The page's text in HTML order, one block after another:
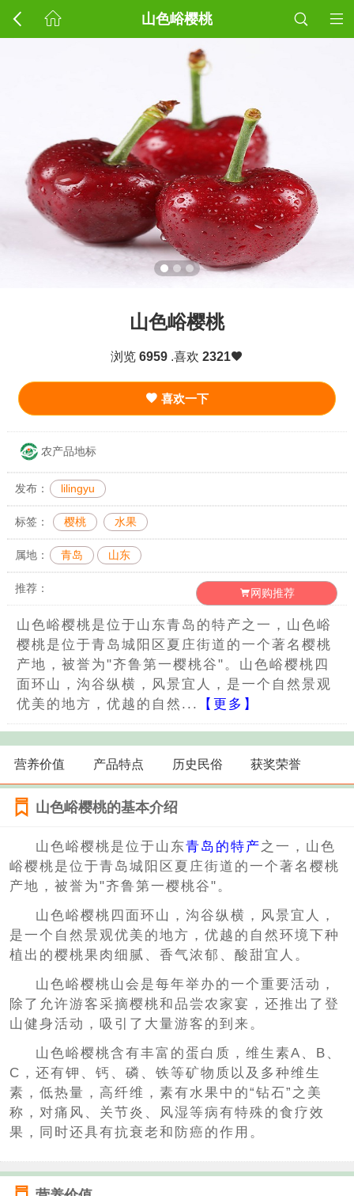
山色峪樱桃
山色峪樱桃
浏览 6959 .喜欢 2321
喜欢一下
农产品地标
发布： lilingyu
标签： 樱桃 水果
属地： 青岛 山东
推荐： 网购推荐
山色峪樱桃是位于山东青岛的特产之一，山色峪
樱桃是位于青岛城阳区夏庄街道的一个著名樱桃
产地，被誉为"齐鲁第一樱桃谷"。山色峪樱桃四
面环山，沟谷纵横，风景宜人，是一个自然景观
优美的地方，优越的自然...
【更多】
营养价值 产品特点 历史民俗 获奖荣誉
山色峪樱桃的基本介绍
山色峪樱桃是位于山东青岛的特产 之一，山色
峪樱桃是位于青岛城阳区夏庄街道的一个著名樱桃
产地，被誉为"齐鲁第一樱桃谷"。
山色峪樱桃四面环山，沟谷纵横，风景宜人，
是一个自然景观优美的地方，优越的自然环境下种
植出的樱桃果肉细腻、香气浓郁、酸甜宜人。
山色峪樱桃山会是每年举办的一个重要活动，
除了允许游客采摘樱桃和品尝农家宴，还推出了登
山健身活动，吸引了大量游客的到来。
山色峪樱桃含有丰富的蛋白质，维生素A、B、
C，还有钾、钙、磷、铁等矿物质以及多种维生
素，低热量，高纤维，素有水果中的“钻石”之美
称，对痛风、关节炎、风湿等病有特殊的食疗效
果，同时还具有抗衰老和防癌的作用。